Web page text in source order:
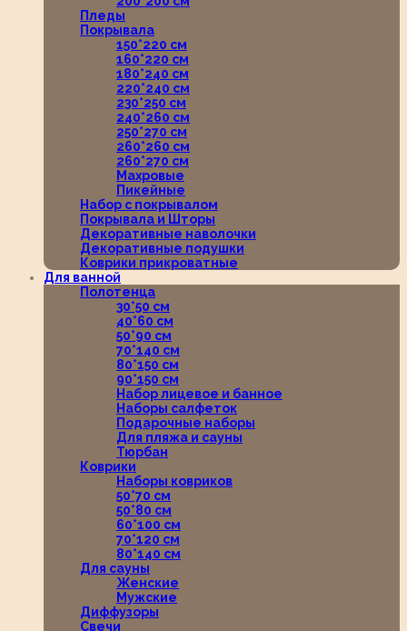
Пледы
Покрывала
150*220 см
160*220 см
180*240 см
220*240 см
230*250 см
240*260 см
250*270 см
260*260 см
260*270 см
Махровые
Пикейные
Набор с покрывалом
Покрывала и Шторы
Декоративные наволочки
Декоративные подушки
Коврики прикроватные
Для ванной
Полотенца
30*50 см
40*60 см
50*90 см
70*140 см
80*150 см
90*150 см
Набор лицевое и банное
Наборы салфеток
Подарочные наборы
Для пляжа и сауны
Тюрбан
Коврики
Наборы ковриков
50*70 см
50*80 см
60*100 см
70*120 см
80*140 см
Для сауны
Женские
Мужские
Диффузоры
Свечи